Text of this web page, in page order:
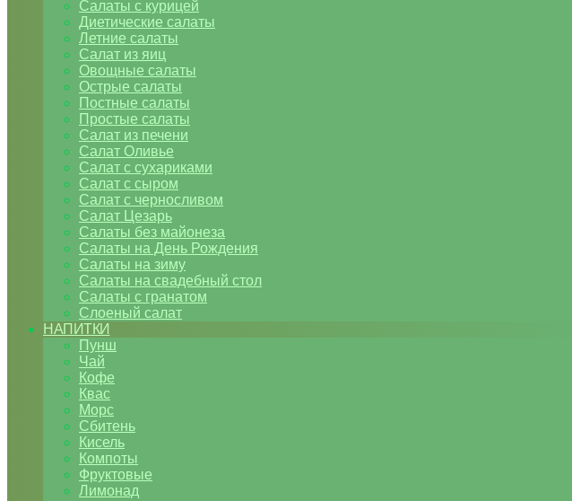
Салаты с курицей
Диетические салаты
Летние салаты
Салат из яиц
Овощные салаты
Острые салаты
Постные салаты
Простые салаты
Салат из печени
Салат Оливье
Салат с сухариками
Салат с сыром
Салат с черносливом
Салат Цезарь
Салаты без майонеза
Салаты на День Рождения
Салаты на зиму
Салаты на свадебный стол
Салаты с гранатом
Слоеный салат
НАПИТКИ
Пунш
Чай
Кофе
Квас
Морс
Сбитень
Кисель
Компоты
Фруктовые
Лимонад